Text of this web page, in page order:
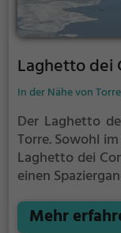
Laghetto dei
In der Nähe von
Der Laghetto
Torre.Sowohl
Laghetto dei
einen
zahlreiche
Mehr